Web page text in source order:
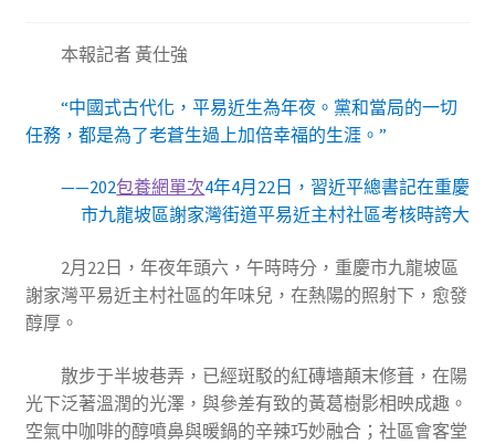
本報記者 黃仕強
“中國式古代化，平易近生為年夜。黨和當局的一切
任務，都是為了老蒼生過上加倍幸福的生涯。”
——202包養網單次4年4月22日，習近平總書記在重慶
市九龍坡區謝家灣街道平易近主村社區考核時誇大
2月22日，年夜年頭六，午時時分，重慶市九龍坡區
謝家灣平易近主村社區的年味兒，在熱陽的照射下，愈發
醇厚。
散步于半坡巷弄，已經斑駁的紅磚墻顛末修葺，在陽
光下泛著溫潤的光澤，與參差有致的黃葛樹影相映成趣。
空氣中咖啡的醇噴鼻與暖鍋的辛辣巧妙融合；社區會客堂